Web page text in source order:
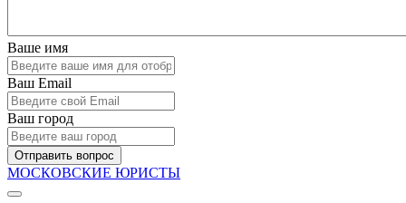
Ваше имя
Ваш Email
Ваш город
Отправить вопрос
МОСКОВСКИЕ ЮРИСТЫ